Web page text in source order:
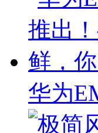
华为